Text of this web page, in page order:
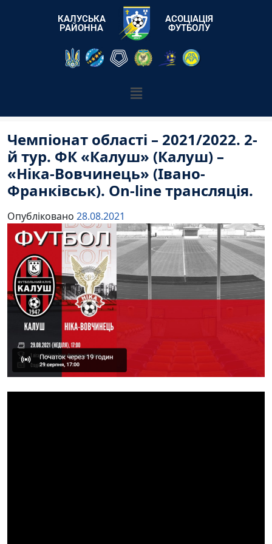
КАЛУСЬКА
РАЙОННА
АСОЦІАЦІЯ
ФУТБОЛУ
Чемпіонат області – 2021/2022. 2-
й тур. ФК «Калуш» (Калуш) –
«Ніка-Вовчинець» (Івано-
Франківськ). On-line трансляція.
Опубліковано 28.08.2021